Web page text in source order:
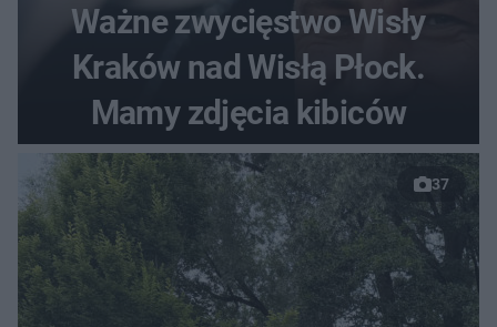
Ważne zwycięstwo Wisły
Kraków nad Wisłą Płock.
Mamy zdjęcia kibiców
37